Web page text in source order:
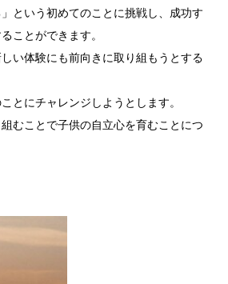
という初めてのことに挑戦し、成功す
ことができます。
い体験にも前向きに取り組もうとする
とにチャレンジしようとします。
むことで子供の自立心を育むことにつ